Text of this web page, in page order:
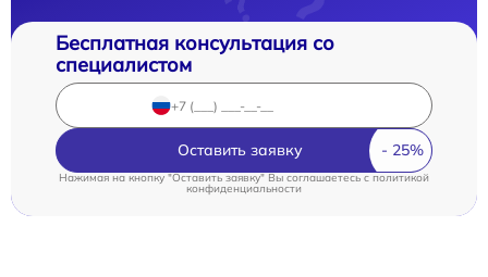
Бесплатная консультация со
специалистом
Оставить заявку
Нажимая на кнопку "Оставить заявку" Вы соглашаетесь c политикой
конфиденциальности